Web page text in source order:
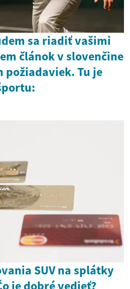
sa riadiť vašimi
článok v slovenčine
požiadaviek. Tu je
SUV na splátky
je dobré vedieť?